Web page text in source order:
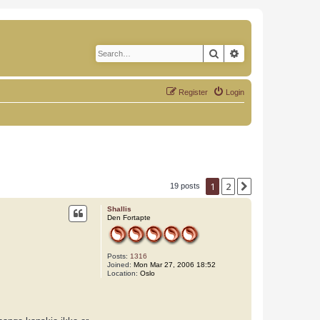
Search
Login
Register
19 posts 1 2
Shallis
Den Fortapte
Posts: 1316
Joined: Mon Mar 27, 2006 18:52
Location: Oslo